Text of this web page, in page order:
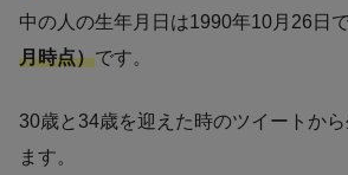
中の人の生年月日は1990年10月26日で
月時点）です。
30歳と34歳を迎えた時のツイートか
ます。